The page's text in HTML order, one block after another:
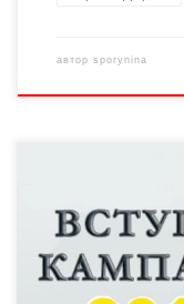
автор sporynina
Про це на брифінгу
здоров’я Олександр
умовах прийому на
здоров’я» – ред.)